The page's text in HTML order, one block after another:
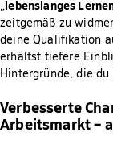
„lebenslanges
zeitgemäß zu
deine Qualifikation
erhältst tiefere
Hintergründe, die
Verbesserte
Arbeitsmarkt –